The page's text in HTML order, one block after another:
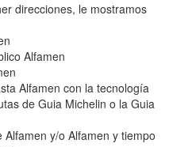
direcciones, le mostramos
Alfamen
Alfamen con la tecnología
de Guia Michelin o la Guia
y/o Alfamen y tiempo